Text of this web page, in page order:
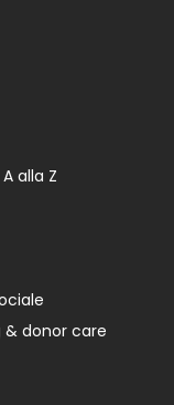
alla Z
& donor care